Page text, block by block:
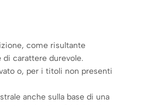
come risultante
di carattere durevole.
o, per i titoli non presenti
anche sulla base di una